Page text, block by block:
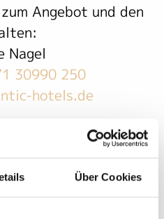
Über Cookies
Angebot und den
Nagel
30990 250
hotels.de
Internetseite
Die ATLANTIC
weist darauf hin,